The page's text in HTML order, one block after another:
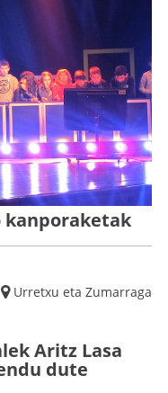
kanporaketak
Urretxu eta Zumarraga
Aritz Lasa
dute